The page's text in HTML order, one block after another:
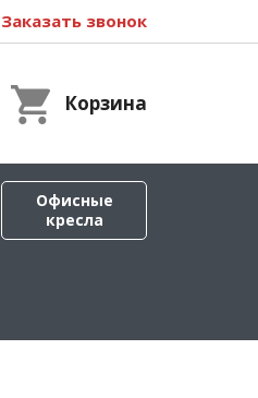
Заказать звонок
Корзина
Офисные
кресла